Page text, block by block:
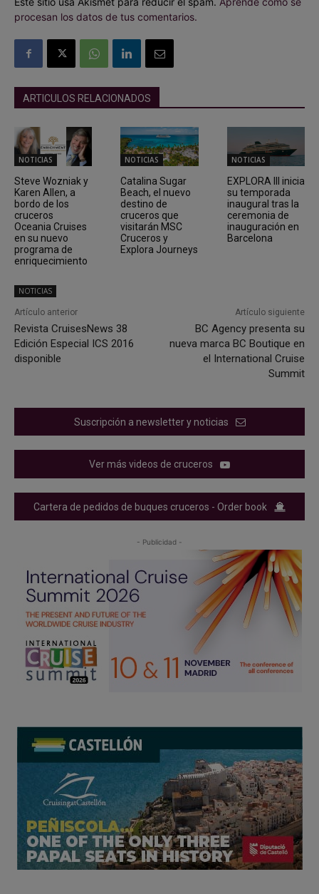
procesan los datos de tus comentarios.
ARTICULOS RELACIONADOS
NOTICIAS
Steve Wozniak y
Karen Allen, a
bordo de los
cruceros
Oceania Cruises
en su nuevo
programa de
enriquecimiento
NOTICIAS
Catalina Sugar
Beach, el nuevo
destino de
cruceros que
visitarán MSC
Cruceros y
Explora Journeys
NOTICIAS
EXPLORA III inicia
su temporada
inaugural tras la
ceremonia de
inauguración en
Barcelona
NOTICIAS
Artículo anterior
Revista CruisesNews 38
Edición Especial ICS 2016
disponible
Artículo siguiente
BC Agency presenta su
nueva marca BC Boutique en
el International Cruise
Summit
Suscripción a newsletter y noticias
Ver más videos de cruceros
Cartera de pedidos de buques cruceros - Order book
- Publicidad -